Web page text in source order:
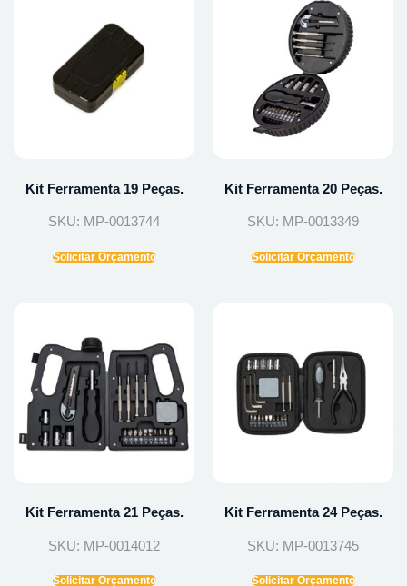
Kit Ferramenta 19 Peças.
SKU: MP-0013744
Solicitar Orçamento
Kit Ferramenta 20 Peças.
SKU: MP-0013349
Solicitar Orçamento
Kit Ferramenta 21 Peças.
SKU: MP-0014012
Solicitar Orçamento
Kit Ferramenta 24 Peças.
SKU: MP-0013745
Solicitar Orçamento